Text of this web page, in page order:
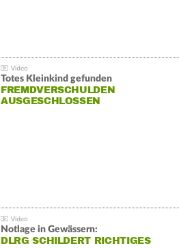
Totes Kleinkind gefunden
FREMDVERSCHULDEN
AUSGESCHLOSSEN
Notlage in Gewässern:
DLRG SCHILDERT RICHTIGES